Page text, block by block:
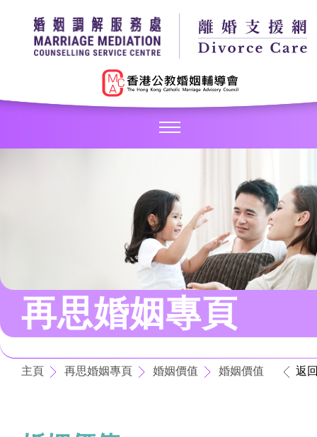
再思婚姻專頁
主頁 再思婚姻專頁 婚姻價值 婚姻價值 返